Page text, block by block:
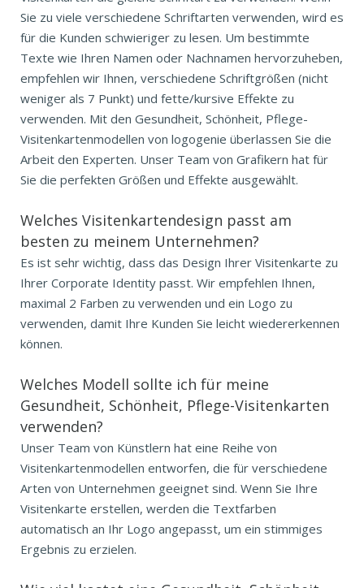
Sie zu viele verschiedene Schriftarten verwenden, wird es
für die Kunden schwieriger zu lesen. Um bestimmte
Texte wie Ihren Namen oder Nachnamen hervorzuheben,
empfehlen wir Ihnen, verschiedene Schriftgrößen (nicht
weniger als 7 Punkt) und fette/kursive Effekte zu
verwenden. Mit den Gesundheit, Schönheit, Pflege-
Visitenkartenmodellen von logogenie überlassen Sie die
Arbeit den Experten. Unser Team von Grafikern hat für
Sie die perfekten Größen und Effekte ausgewählt.
Welches Visitenkartendesign passt am
besten zu meinem Unternehmen?
Es ist sehr wichtig, dass das Design Ihrer Visitenkarte zu
Ihrer Corporate Identity passt. Wir empfehlen Ihnen,
maximal 2 Farben zu verwenden und ein Logo zu
verwenden, damit Ihre Kunden Sie leicht wiedererkennen
können.
Welches Modell sollte ich für meine
Gesundheit, Schönheit, Pflege-Visitenkarten
verwenden?
Unser Team von Künstlern hat eine Reihe von
Visitenkartenmodellen entworfen, die für verschiedene
Arten von Unternehmen geeignet sind. Wenn Sie Ihre
Visitenkarte erstellen, werden die Textfarben
automatisch an Ihr Logo angepasst, um ein stimmiges
Ergebnis zu erzielen.